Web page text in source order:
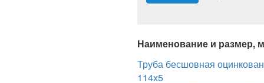
Наименование и размер,
Труба бесшовная
114х5